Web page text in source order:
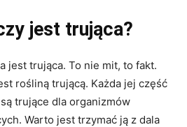
jest trująca?
jest trująca. To nie mit, to fakt.
rośliną trującą. Każda jej część
trujące dla organizmów
Warto jest trzymać ją z dala